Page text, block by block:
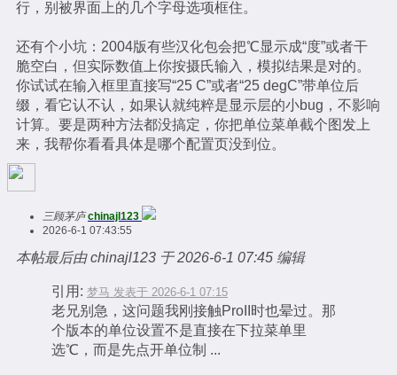
行，别被界面上的几个字母选项框住。
还有个小坑：2004版有些汉化包会把℃显示成“度”或者干
脆空白，但实际数值上你按摄氏输入，模拟结果是对的。
你试试在输入框里直接写“25 C”或者“25 degC”带单位后
缀，看它认不认，如果认就纯粹是显示层的小bug，不影响
计算。要是两种方法都没搞定，你把单位菜单截个图发上
来，我帮你看看具体是哪个配置页没到位。
三顾茅庐 chinajl123
2026-6-1 07:43:55
本帖最后由 chinajl123 于 2026-6-1 07:45 编辑
引用: 梦马 发表于 2026-6-1 07:15
老兄别急，这问题我刚接触ProII时也晕过。那
个版本的单位设置不是直接在下拉菜单里
选℃，而是先点开单位制 ...